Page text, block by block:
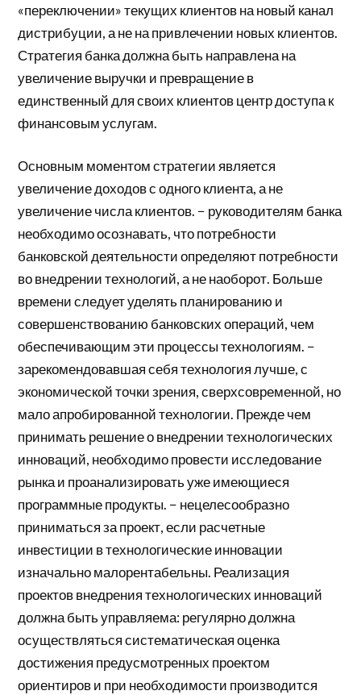
«переключении» текущих клиентов на новый канал
дистрибуции, а не на привлечении новых клиентов.
Стратегия банка должна быть направлена на
увеличение выручки и превращение в
единственный для своих клиентов центр доступа к
финансовым услугам.
Основным моментом стратегии является
увеличение доходов с одного клиента, а не
увеличение числа клиентов. − руководителям банка
необходимо осознавать, что потребности
банковской деятельности определяют потребности
во внедрении технологий, а не наоборот. Больше
времени следует уделять планированию и
совершенствованию банковских операций, чем
обеспечивающим эти процессы технологиям. −
зарекомендовавшая себя технология лучше, с
экономической точки зрения, сверхсовременной, но
мало апробированной технологии. Прежде чем
принимать решение о внедрении технологических
инноваций, необходимо провести исследование
рынка и проанализировать уже имеющиеся
программные продукты. − нецелесообразно
приниматься за проект, если расчетные
инвестиции в технологические инновации
изначально малорентабельны. Реализация
проектов внедрения технологических инноваций
должна быть управляема: регулярно должна
осуществляться систематическая оценка
достижения предусмотренных проектом
ориентиров и при необходимости производится